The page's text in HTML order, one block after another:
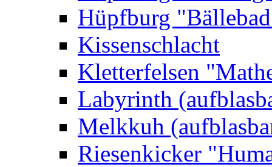
Hüpfburg
Kissenschlacht
Kletterfelsen
Labyrinth
Melkkuh
Riesenkicker